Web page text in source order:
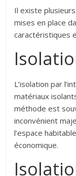
Il existe
mises en place
caractéristiques
L’isolation par
matériaux
méthode est
inconvénient
l’espace
économique.